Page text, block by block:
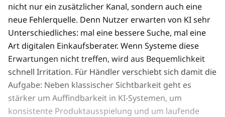
nicht nur ein zusätzlicher Kanal, sondern auch eine
neue Fehlerquelle. Denn Nutzer erwarten von KI sehr
Unterschiedliches: mal eine bessere Suche, mal eine
Art digitalen Einkaufsberater. Wenn Systeme diese
Erwartungen nicht treffen, wird aus Bequemlichkeit
schnell Irritation. Für Händler verschiebt sich damit die
Aufgabe: Neben klassischer Sichtbarkeit geht es
stärker um Auffindbarkeit in KI-Systemen, um
konsistente Produktausspielung und um laufende